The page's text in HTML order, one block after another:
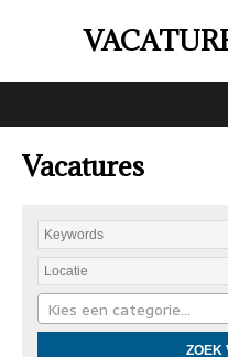
Vacatures
Kies een categorie…